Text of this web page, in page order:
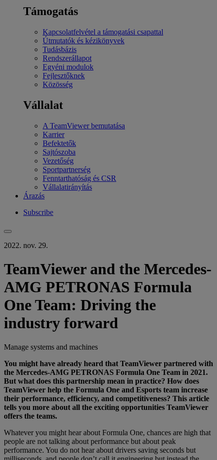
Támogatás
Kapcsolatfelvétel a támogatási csapattal
Útmutatók és kézikönyvek
Tudásbázis
Rendszerállapot
Egyéni modulok
Fejlesztőknek
Közösség
Vállalat
A TeamViewer bemutatása
Karrier
Befektetők
Sajtószoba
Vezetőség
Sportpartnerség
Fenntarthatóság és CSR
Vállalatirányítás
Árazás
Subscribe
2022. nov. 29.
TeamViewer and the Mercedes-
AMG PETRONAS Formula
One Team: Driving the
industry forward
Manage systems and machines
You might have already heard that TeamViewer partnered with
the Mercedes-AMG PETRONAS Formula One Team in 2021.
But what does this partnership mean in practice? How does
TeamViewer help the Formula One and Esports team increase
their performance, efficiency, and competitiveness? This article
tells you more about all the exciting opportunities TeamViewer
offers the teams.
Whatever you might hear about Formula One, chances are high that
people are not talking about performance but about peak
performance. You do not hear about drivers saving seconds but